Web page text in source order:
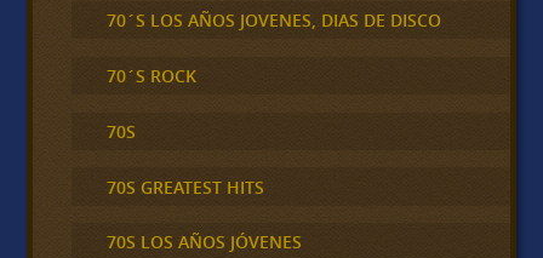
70´S LOS AÑOS JOVENES, DIAS DE DISCO
70´S ROCK
70S
70S GREATEST HITS
70S LOS AÑOS JÓVENES